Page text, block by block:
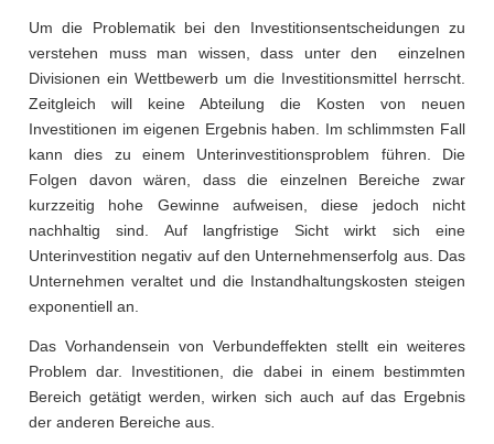
Um die Problematik bei den Investitionsentscheidungen zu
verstehen muss man wissen, dass unter den einzelnen
Divisionen ein Wettbewerb um die Investitionsmittel herrscht.
Zeitgleich will keine Abteilung die Kosten von neuen
Investitionen im eigenen Ergebnis haben. Im schlimmsten Fall
kann dies zu einem Unterinvestitionsproblem führen. Die
Folgen davon wären, dass die einzelnen Bereiche zwar
kurzzeitig hohe Gewinne aufweisen, diese jedoch nicht
nachhaltig sind. Auf langfristige Sicht wirkt sich eine
Unterinvestition negativ auf den Unternehmenserfolg aus. Das
Unternehmen veraltet und die Instandhaltungskosten steigen
exponentiell an.
Das Vorhandensein von Verbundeffekten stellt ein weiteres
Problem dar. Investitionen, die dabei in einem bestimmten
Bereich getätigt werden, wirken sich auch auf das Ergebnis
der anderen Bereiche aus.